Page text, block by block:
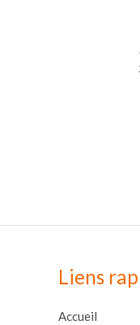
Liens
Accueil